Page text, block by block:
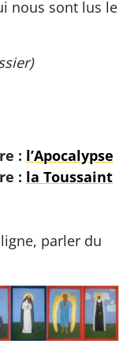
nous sont lus le
: l’Apocalypse
: la Toussaint
parler du